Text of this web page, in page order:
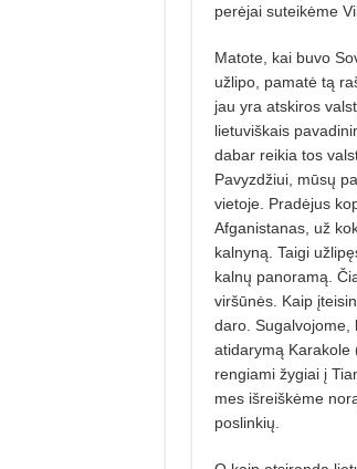
perėjai suteikėme
Matote, kai buvo
užlipo, pamatė tą
jau yra atskiros
lietuviškais
dabar reikia tos
Pavyzdžiui, mūsų
vietoje. Pradėjus
Afganistanas, už
kalnyną. Taigi
kalnų panoramą.
viršūnės. Kaip
daro. Sugalvojome,
atidarymą Karakole
rengiami žygiai į
mes išreiškėme
poslinkių.